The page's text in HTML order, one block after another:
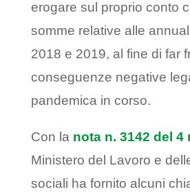
erogare sul proprio conto
somme relative alle
2018 e 2019, al fine di far
conseguenze negative
pandemica in corso.
Con la nota n. 3142 del 4
Ministero del Lavoro e
sociali ha fornito alcuni